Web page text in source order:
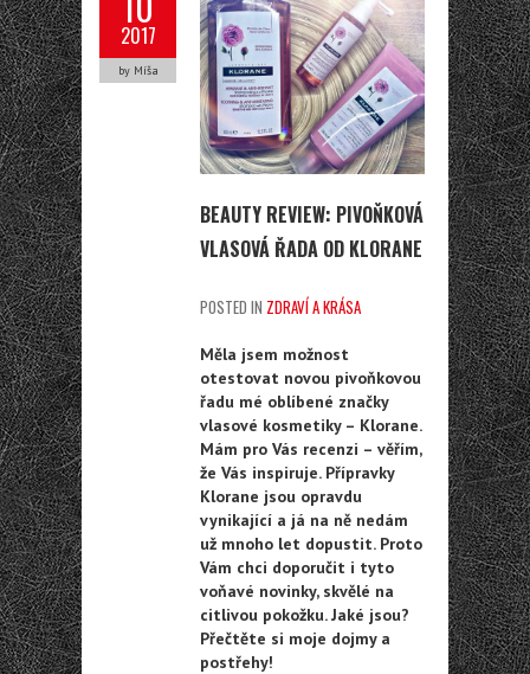
2017
by Míša
BEAUTY REVIEW: PIVOŇKOVÁ
VLASOVÁ ŘADA OD KLORANE
POSTED IN ZDRAVÍ A KRÁSA
Měla jsem možnost
otestovat novou pivoňkovou
řadu mé oblíbené značky
vlasové kosmetiky – Klorane.
Mám pro Vás recenzi – věřím,
že Vás inspiruje. Přípravky
Klorane jsou opravdu
vynikající a já na ně nedám
už mnoho let dopustit. Proto
Vám chci doporučit i tyto
voňavé novinky, skvělé na
citlivou pokožku. Jaké jsou?
Přečtěte si moje dojmy a
postřehy!